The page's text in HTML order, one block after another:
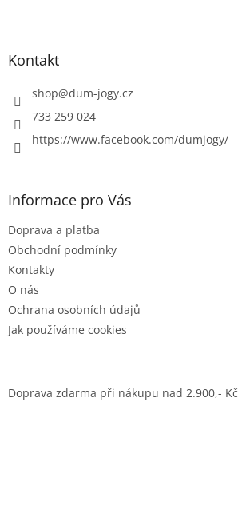
Z
Kontakt
shop@dum-jogy.cz
733 259 024
https://www.facebook.com/dumjogy/
Informace pro Vás
Doprava a platba
Obchodní podmínky
Kontakty
O nás
Ochrana osobních údajů
Jak používáme cookies
Doprava zdarma při nákupu nad 2.900,- Kč